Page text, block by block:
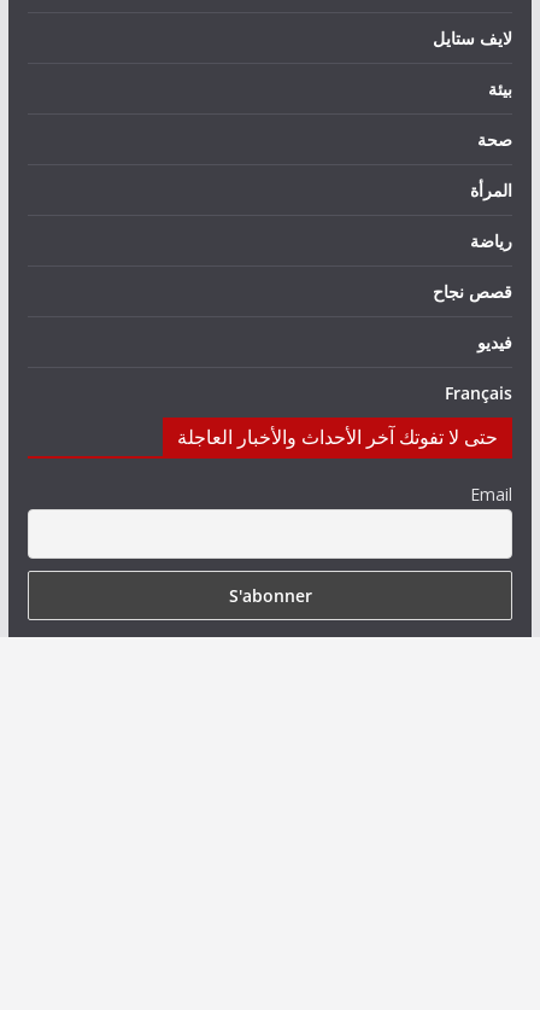
لايف ستايل
بيئة
صحة
المرأة
رياضة
قصص نجاح
فيديو
Français
حتى لا تفوتك آخر الأحداث والأخبار العاجلة
Email